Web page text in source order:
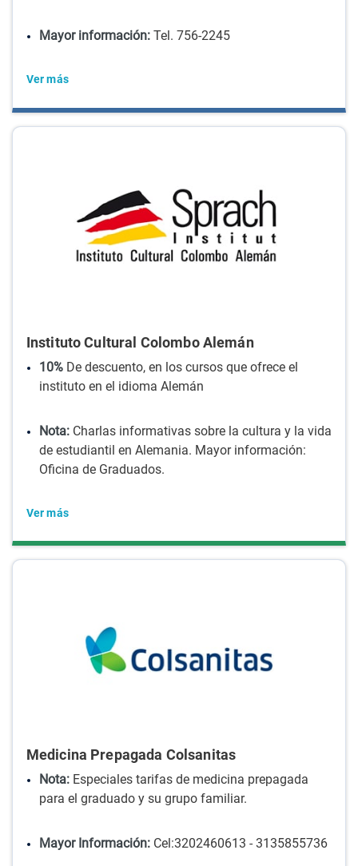
Mayor información:Tel. 756-2245
Ver más
Instituto Cultural Colombo Alemán
10%De descuento, en los cursos que ofrece el
instituto en el idioma Alemán
Nota:Charlas informativas sobre la cultura y la vida
de estudiantil en Alemania. Mayor información:
Oficina de Graduados.
Ver más
Medicina Prepagada Colsanitas
Nota:Especiales tarifas de medicina prepagada
para el graduado y su grupo familiar.
Mayor Información:Cel:3202460613 - 3135855736